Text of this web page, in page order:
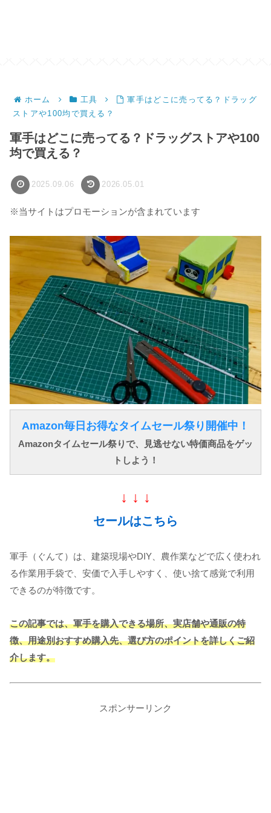
ホーム 工具
軍手はどこに売ってる？ドラッグ
ストアや100均で買える？
軍手はどこに売ってる？ドラッグストアや100
均で買える？
2025.09.06 2026.05.01
※当サイトはプロモーションが含まれています
Amazon毎日お得なタイムセール祭り開催中！
Amazonタイムセール祭りで、見逃せない特価商品をゲッ
トしよう！
↓ ↓ ↓
セールはこちら
軍手（ぐんて）は、建築現場やDIY、農作業などで広く使われ
る作業用手袋で、安価で入手しやすく、使い捨て感覚で利用
できるのが特徴です。
この記事では、軍手を購入できる場所、実店舗や通販の特
徴、用途別おすすめ購入先、選び方のポイントを詳しくご紹
介します。
スポンサーリンク